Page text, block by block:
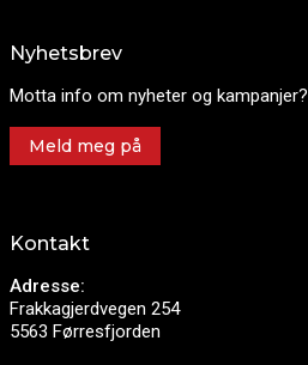
Nyhetsbrev
Motta info om nyheter og kampanjer?
Meld meg på
Kontakt
Adresse:
Frakkagjerdvegen 254
5563 Førresfjorden